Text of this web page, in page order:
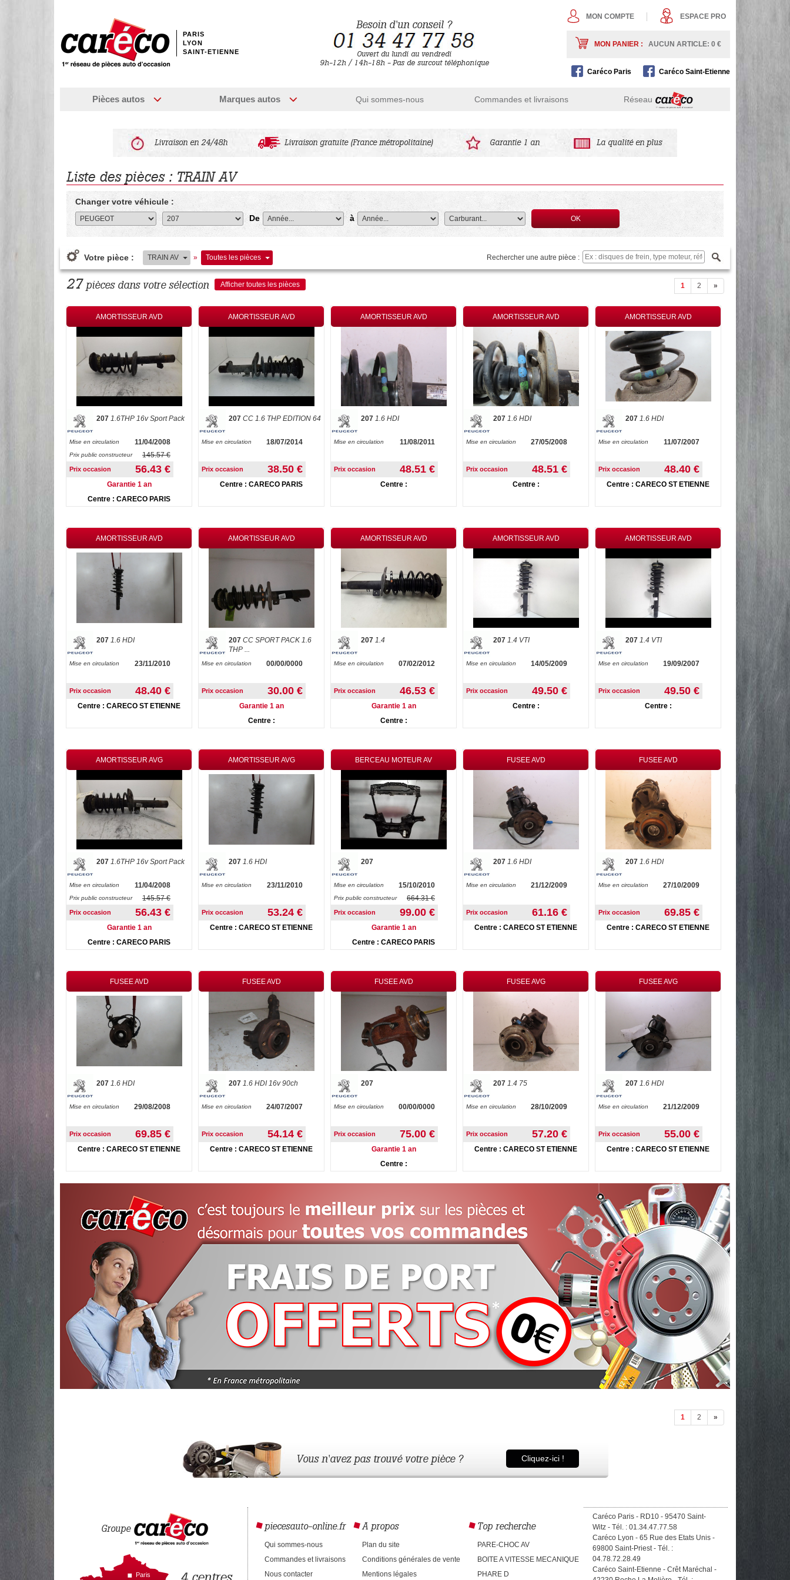
PARIS
LYON
SAINT-ETIENNE
Besoin d'un conseil ?
Ouvert du lundi au vendredi
9h-12h / 14h-18h - Pas de surcout téléphonique
MON COMPTE ESPACE PRO
MON PANIER : AUCUN ARTICLE: 0 €
Caréco Paris Caréco Saint-Etienne
Pièces autos Marques autos Qui sommes-nous Commandes et livraisons Réseau
Livraison en 24/48h Livraison gratuite (France métropolitaine) Garantie 1 an La qualité en plus
Liste des pièces : TRAIN AV
Changer votre véhicule :
De
à OK
Votre pièce : TRAIN AV » Toutes les pièces Rechercher une autre pièce :
27 pièces dans votre sélection Afficher toutes les pièces 1 2 »
AMORTISSEUR AVD
207 1.6THP 16v Sport Pack
Mise en circulation 11/04/2008
Prix public constructeur 145.57 €
Prix occasion 56.43 €
Garantie 1 an
Centre : CARECO PARIS
AMORTISSEUR AVD
207 CC 1.6 THP EDITION 64
Mise en circulation 18/07/2014
Prix occasion 38.50 €
Centre : CARECO PARIS
AMORTISSEUR AVD
207 1.6 HDI
Mise en circulation 11/08/2011
Prix occasion 48.51 €
Centre :
AMORTISSEUR AVD
207 1.6 HDI
Mise en circulation 27/05/2008
Prix occasion 48.51 €
Centre :
AMORTISSEUR AVD
207 1.6 HDI
Mise en circulation 11/07/2007
Prix occasion 48.40 €
Centre : CARECO ST ETIENNE
AMORTISSEUR AVD
207 1.6 HDI
Mise en circulation 23/11/2010
Prix occasion 48.40 €
Centre : CARECO ST ETIENNE
AMORTISSEUR AVD
207 CC SPORT PACK 1.6
THP ...
Mise en circulation 00/00/0000
Prix occasion 30.00 €
Garantie 1 an
Centre :
AMORTISSEUR AVD
207 1.4
Mise en circulation 07/02/2012
Prix occasion 46.53 €
Garantie 1 an
Centre :
AMORTISSEUR AVD
207 1.4 VTI
Mise en circulation 14/05/2009
Prix occasion 49.50 €
Centre :
AMORTISSEUR AVD
207 1.4 VTI
Mise en circulation 19/09/2007
Prix occasion 49.50 €
Centre :
AMORTISSEUR AVG
207 1.6THP 16v Sport Pack
Mise en circulation 11/04/2008
Prix public constructeur 145.57 €
Prix occasion 56.43 €
Garantie 1 an
Centre : CARECO PARIS
AMORTISSEUR AVG
207 1.6 HDI
Mise en circulation 23/11/2010
Prix occasion 53.24 €
Centre : CARECO ST ETIENNE
BERCEAU MOTEUR AV
207
Mise en circulation 15/10/2010
Prix public constructeur 664.31 €
Prix occasion 99.00 €
Garantie 1 an
Centre : CARECO PARIS
FUSEE AVD
207 1.6 HDI
Mise en circulation 21/12/2009
Prix occasion 61.16 €
Centre : CARECO ST ETIENNE
FUSEE AVD
207 1.6 HDI
Mise en circulation 27/10/2009
Prix occasion 69.85 €
Centre : CARECO ST ETIENNE
FUSEE AVD
207 1.6 HDI
Mise en circulation 29/08/2008
Prix occasion 69.85 €
Centre : CARECO ST ETIENNE
FUSEE AVD
207 1.6 HDI 16v 90ch
Mise en circulation 24/07/2007
Prix occasion 54.14 €
Centre : CARECO ST ETIENNE
FUSEE AVD
207
Mise en circulation 00/00/0000
Prix occasion 75.00 €
Garantie 1 an
Centre :
FUSEE AVG
207 1.4 75
Mise en circulation 28/10/2009
Prix occasion 57.20 €
Centre : CARECO ST ETIENNE
FUSEE AVG
207 1.6 HDI
Mise en circulation 21/12/2009
Prix occasion 55.00 €
Centre : CARECO ST ETIENNE
1 2 »
Vous n'avez pas trouvé votre pièce ? Cliquez-ici !
Groupe
Paris
piecesauto-online.fr
Qui sommes-nous
Commandes et livraisons
Nous contacter
A propos
Plan du site
Conditions générales de vente
Mentions légales
Top recherche
PARE-CHOC AV
BOITE A VITESSE MECANIQUE
PHARE D
Caréco Paris - RD10 - 95470 Saint-
Witz - Tél. : 01.34.47.77.58
Caréco Lyon - 65 Rue des Etats Unis -
69800 Saint-Priest - Tél. :
04.78.72.28.49
Caréco Saint-Etienne - Crêt Maréchal -